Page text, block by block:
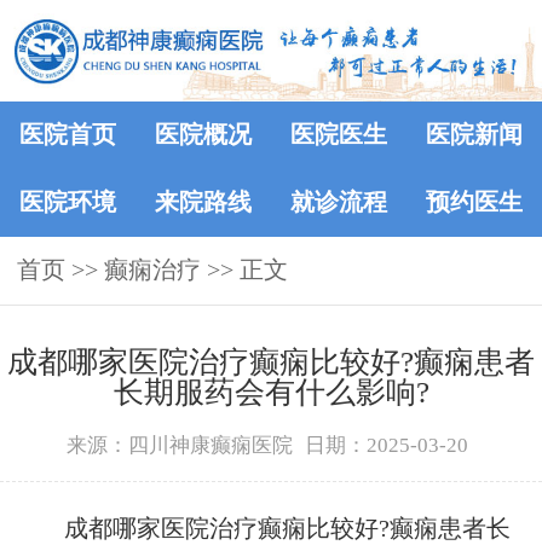
医院首页 医院概况 医院医生 医院新闻
医院环境 来院路线 就诊流程 预约医生
首页 >> 癫痫治疗 >> 正文
成都哪家医院治疗癫痫比较好?癫痫患者
长期服药会有什么影响?
来源：四川神康癫痫医院 日期：2025-03-20
成都哪家医院治疗癫痫比较好?癫痫患者长